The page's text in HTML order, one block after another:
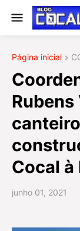
Página inicial
Cocal à
junho 01, 2021